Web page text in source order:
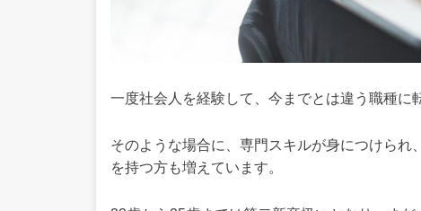
一度社会人を経験して、今までとは違う職種に
そのような場合に、専門スキルが身につけら
を持つ方も増えています。